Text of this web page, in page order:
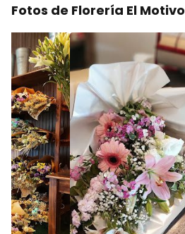
Fotos de Florería El Motivo